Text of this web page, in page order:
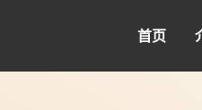
首页